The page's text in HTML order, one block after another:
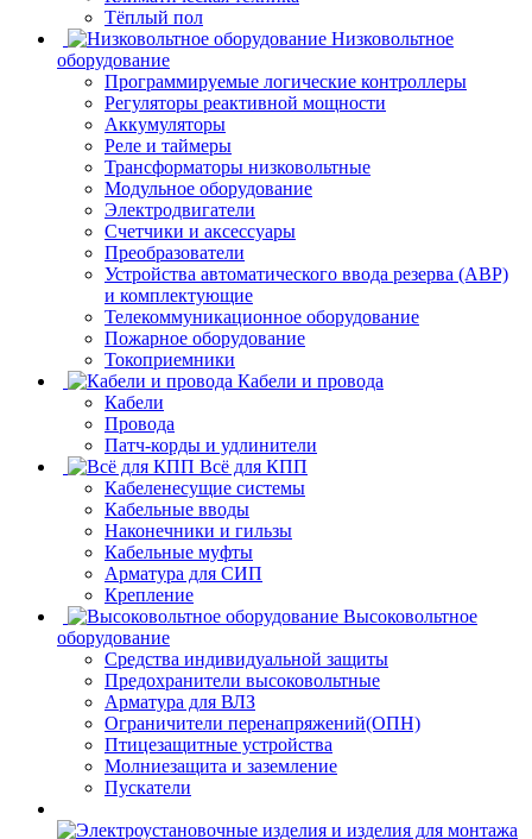
Тёплый пол
Низковольтное
оборудование
Программируемые логические контроллеры
Регуляторы реактивной мощности
Аккумуляторы
Реле и таймеры
Трансформаторы низковольтные
Модульное оборудование
Электродвигатели
Счетчики и аксессуары
Преобразователи
Устройства автоматического ввода резерва (АВР)
и комплектующие
Телекоммуникационное оборудование
Пожарное оборудование
Токоприемники
Кабели и провода
Кабели
Провода
Патч-корды и удлинители
Всё для КПП
Кабеленесущие системы
Кабельные вводы
Наконечники и гильзы
Кабельные муфты
Арматура для СИП
Крепление
Высоковольтное
оборудование
Средства индивидуальной защиты
Предохранители высоковольтные
Арматура для ВЛЗ
Ограничители перенапряжений(ОПН)
Птицезащитные устройства
Молниезащита и заземление
Пускатели